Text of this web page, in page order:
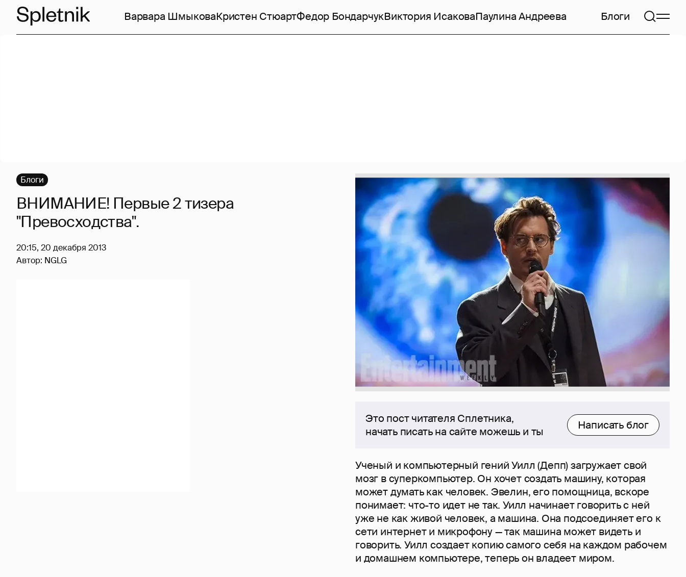
Варвара ШмыковаКристен СтюартФедор БондарчукВиктория ИсаковаПаулина Андреева Блоги
Это пост читателя Сплетника,
начать писать на сайте можешь и ты
Написать блог
Ученый и компьютерный гений Уилл (Депп) загружает свой
мозг в суперкомпьютер. Он хочет создать машину, которая
может думать как человек. Эвелин, его помощница, вскоре
понимает: что-то идет не так. Уилл начинает говорить с ней
уже не как живой человек, а машина. Она подсоединяет его к
сети интернет и микрофону — так машина может видеть и
говорить. Уилл создает копию самого себя на каждом рабочем
и домашнем компьютере, теперь он владеет миром.
Блоги
ВНИМАНИЕ! Первые 2 тизера
"Превосходства".
20:15, 20 декабря 2013
Автор: NGLG